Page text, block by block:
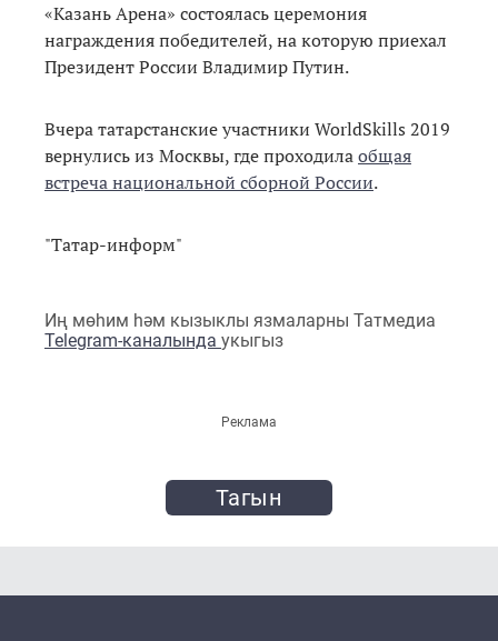
«Казань Арена» состоялась церемония
награждения победителей, на которую приехал
Президент России Владимир Путин.
Вчера татарстанские участники WorldSkills 2019
вернулись из Москвы, где проходилаобщая
встреча национальной сборной России.
"Татар-информ"
Иң мөһим һәм кызыклы язмаларны Татмедиа
Telegram-каналында укыгыз
Реклама
Тагын